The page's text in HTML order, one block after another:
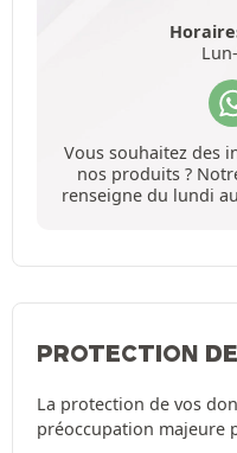
Vous souhaitez des
nos produits ?
renseigne du lundi
PROTECTION
La protection de vos
préoccupation majeure